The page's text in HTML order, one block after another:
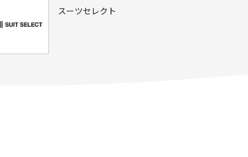
スーツセレクト